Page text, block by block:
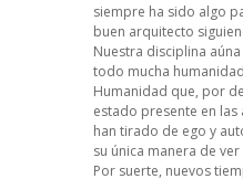
siempre ha sido algo
buen arquitecto
Nuestra disciplina
todo mucha
Humanidad que, por
estado presente en
han tirado de ego y
su única manera de
Por suerte, nuevos